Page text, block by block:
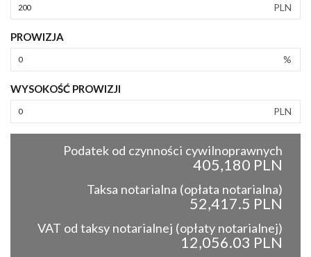
PLN
PROWIZJA
%
WYSOKOŚĆ PROWIZJI
PLN
Podatek od czynności cywilnoprawnych
405,180 PLN
Taksa notarialna (opłata notarialna)
52,417.5 PLN
VAT od taksy notarialnej (opłaty notarialnej)
12,056.03 PLN